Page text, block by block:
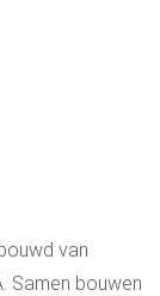
van
Samen bouwen